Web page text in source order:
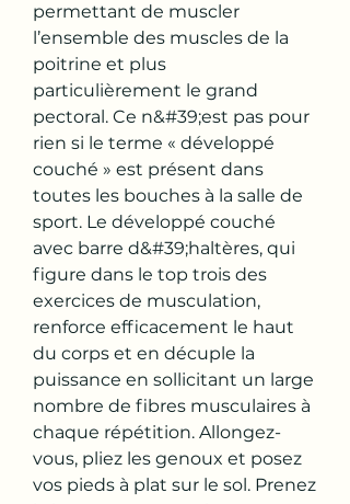
permettant de muscler
l’ensemble des muscles de la
poitrine et plus
particulièrement le grand
pectoral. Ce n&#39;est pas pour
rien si le terme « développé
couché » est présent dans
toutes les bouches à la salle de
sport. Le développé couché
avec barre d&#39;haltères, qui
figure dans le top trois des
exercices de musculation,
renforce efficacement le haut
du corps et en décuple la
puissance en sollicitant un large
nombre de fibres musculaires à
chaque répétition. Allongez-
vous, pliez les genoux et posez
vos pieds à plat sur le sol. Prenez